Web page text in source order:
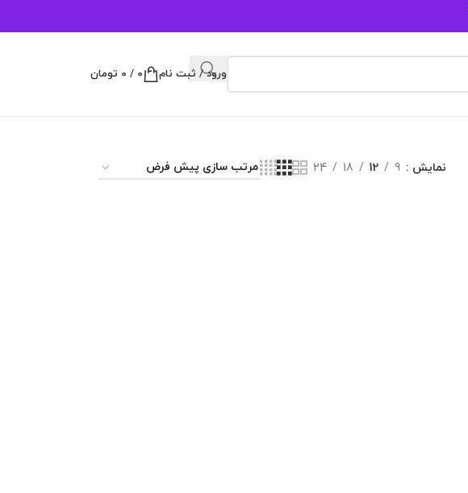
ورود / ثبت نام 0
/
0 تومان
نمایش 9
12
18
24